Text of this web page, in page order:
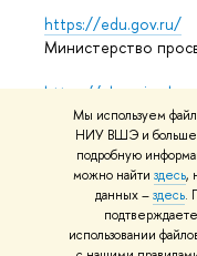
Мы используем
НИУ ВШЭ и
подробную
можно найти здесь,
данных –здесь.
использовании
https://edu.gov.ru/
Министерство
https://
Массовые
© НИУ ВШЭ 1993–2026
использования
Карта сайта